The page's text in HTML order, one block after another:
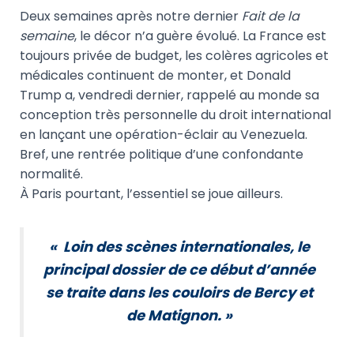
Deux semaines après notre dernier Fait de la
semaine, le décor n’a guère évolué. La France est
toujours privée de budget, les colères agricoles et
médicales continuent de monter, et Donald
Trump a, vendredi dernier, rappelé au monde sa
conception très personnelle du droit international
en lançant une opération-éclair au Venezuela.
Bref, une rentrée politique d’une confondante
normalité.
À Paris pourtant, l’essentiel se joue ailleurs.
« Loin des scènes internationales, le
principal dossier de ce début d’année
se traite dans les couloirs de Bercy et
de Matignon. »